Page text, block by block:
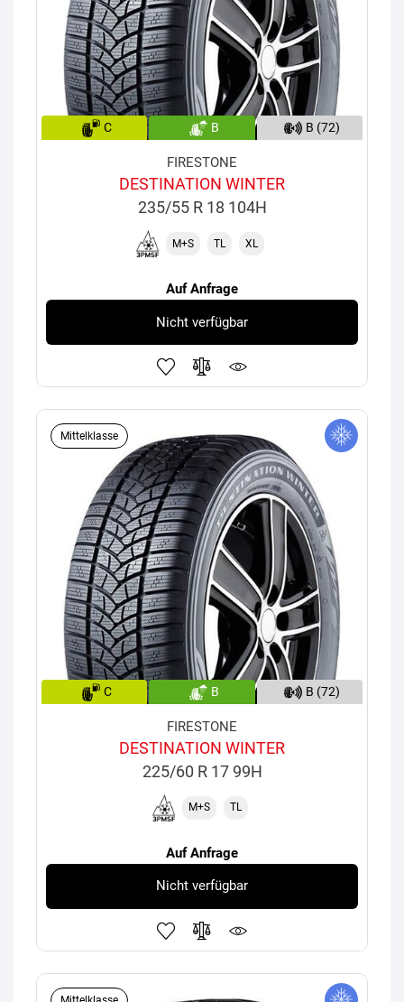
C B B (72)
FIRESTONE
DESTINATION WINTER
235/55 R 18 104H
M+S TL XL
Auf Anfrage
Nicht verfügbar
Mittelklasse
C B B (72)
FIRESTONE
DESTINATION WINTER
225/60 R 17 99H
M+S TL
Auf Anfrage
Nicht verfügbar